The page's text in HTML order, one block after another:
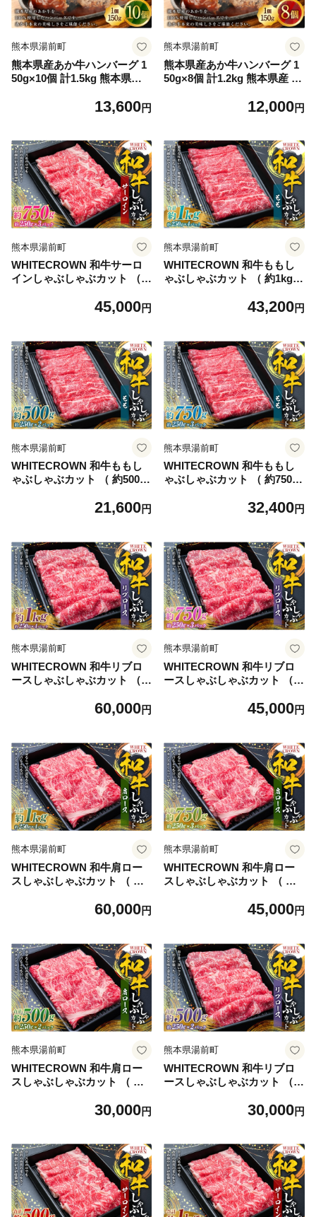
熊本県湯前町
熊本県産あか牛ハンバーグ 1
50g×10個 計1.5kg 熊本県産
しさ 肉汁 国産 牛 牛肉 ニク
13,600円
熊本県湯前町
熊本県産あか牛ハンバーグ 1
50g×8個 計1.2kg 熊本県産 あ
さ 肉汁 国産 牛 牛肉 ニク に
12,000円
熊本県湯前町
WHITECROWN 和牛サーロ
インしゃぶしゃぶカット （
ゃぶしゃぶ 国産牛 高級肉 旨
45,000円
熊本県湯前町
WHITECROWN 和牛ももし
ゃぶしゃぶカット （ 約1kg
身 低脂肪 たんぱく質 国産牛
43,200円
熊本県湯前町
WHITECROWN 和牛ももし
ゃぶしゃぶカット （ 約500g
身 低脂肪 たんぱく質 国産牛
21,600円
熊本県湯前町
WHITECROWN 和牛ももし
ゃぶしゃぶカット （ 約750g
身 低脂肪 たんぱく質 国産牛
32,400円
熊本県湯前町
WHITECROWN 和牛リブロ
ースしゃぶしゃぶカット （
ゃぶしゃぶ 霜降り 希少部位
冷凍
60,000円
熊本県湯前町
WHITECROWN 和牛リブロ
ースしゃぶしゃぶカット （
ゃぶしゃぶ 霜降り 希少部位
冷凍
45,000円
熊本県湯前町
WHITECROWN 和牛肩ロー
スしゃぶしゃぶカット （ 約1
ゃぶ 赤身 霜降り 国産牛 たん
60,000円
熊本県湯前町
WHITECROWN 和牛肩ロー
スしゃぶしゃぶカット （ 約7
しゃぶ 赤身 霜降り 国産牛 た
凍
45,000円
熊本県湯前町
WHITECROWN 和牛肩ロー
スしゃぶしゃぶカット （ 約5
しゃぶ 赤身 霜降り 国産牛 た
凍
30,000円
熊本県湯前町
WHITECROWN 和牛リブロ
ースしゃぶしゃぶカット （
ゃぶしゃぶ 霜降り 希少部位
冷凍
30,000円